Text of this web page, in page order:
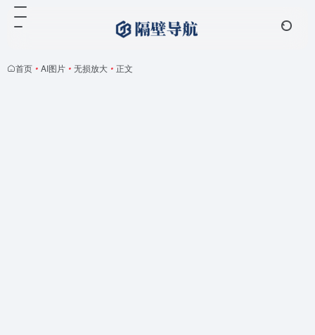
首页 • AI图片 • 无损放大 • 正文